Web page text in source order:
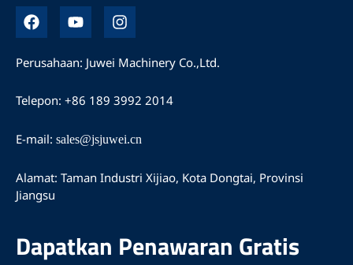
I
n
d
o
s
a
Y
o
u
t
b
e
I
n
s
t
g
r
m
Perusahaan: Juwei Machinery Co.,Ltd.
Telepon: +86 189 3992 2014
E-mail: sales@jsjuwei.cn
Alamat: Taman Industri Xijiao, Kota Dongtai, Provinsi
Jiangsu
Dapatkan Penawaran Gratis